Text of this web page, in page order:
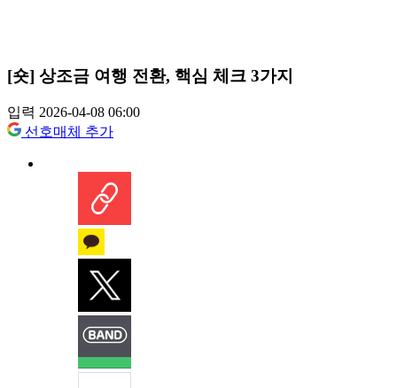
[숏] 상조금 여행 전환, 핵심 체크 3가지
입력 2026-04-08 06:00
선호매체 추가